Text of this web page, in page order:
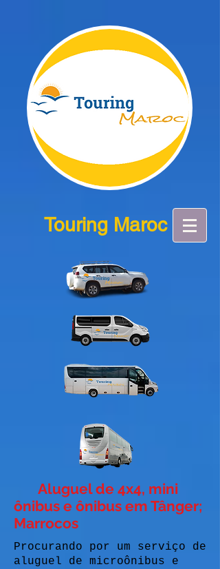
Touring Maroc
Aluguel de 4x4, mini
ônibus e ônibus em Tânger;
Marrocos
Procurando por um serviço de
aluguel de microônibus e